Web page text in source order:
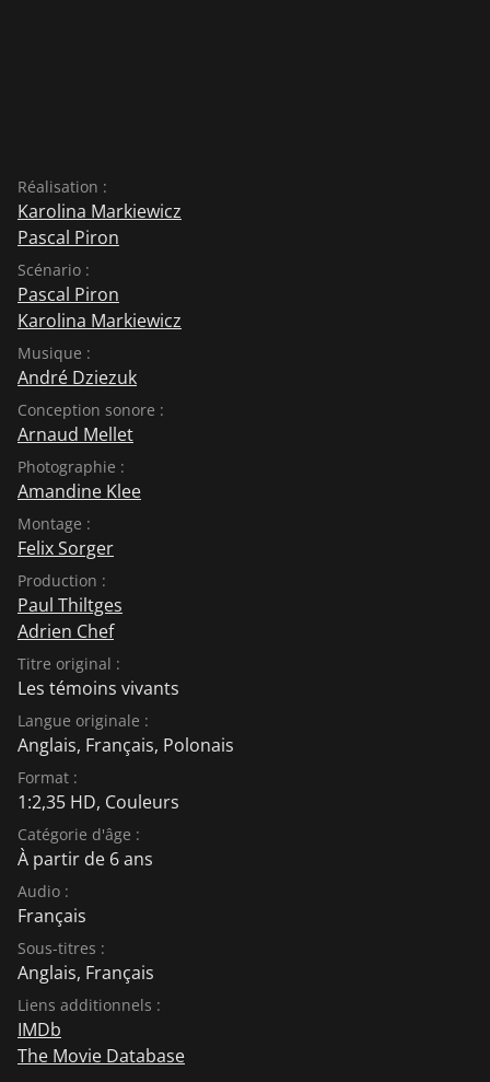
Réalisation :
Karolina Markiewicz
Pascal Piron
Scénario :
Pascal Piron
Karolina Markiewicz
Musique :
André Dziezuk
Conception sonore :
Arnaud Mellet
Photographie :
Amandine Klee
Montage :
Felix Sorger
Production :
Paul Thiltges
Adrien Chef
Titre original :
Les témoins vivants
Langue originale :
Anglais, Français, Polonais
Format :
1:2,35 HD, Couleurs
Catégorie d'âge :
À partir de 6 ans
Audio :
Français
Sous-titres :
Anglais, Français
Liens additionnels :
IMDb
The Movie Database